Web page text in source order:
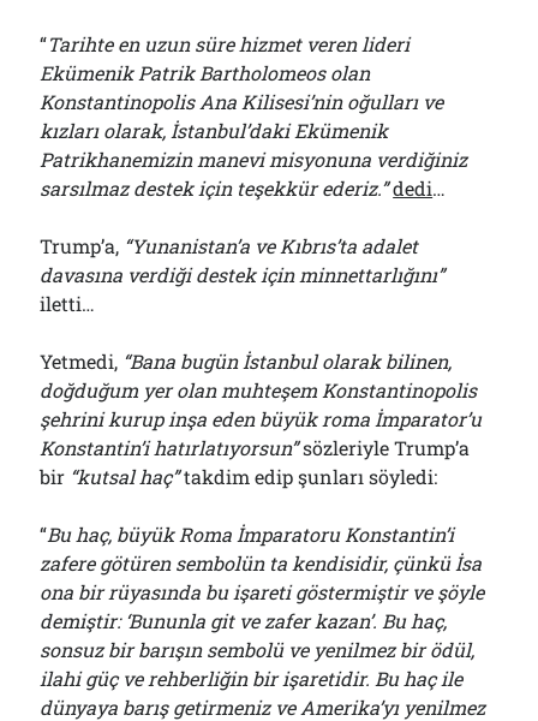
“Tarihte en uzun süre hizmet veren lideri
Ekümenik Patrik Bartholomeos olan
Konstantinopolis Ana Kilisesi’nin oğulları ve
kızları olarak, İstanbul’daki Ekümenik
Patrikhanemizin manevi misyonuna verdiğiniz
sarsılmaz destek için teşekkür ederiz.”dedi…
Trump’a, “Yunanistan’a ve Kıbrıs’ta adalet
davasına verdiği destek için minnettarlığını”
iletti…
Yetmedi, “Bana bugün İstanbul olarak bilinen,
doğduğum yer olan muhteşem Konstantinopolis
şehrini kurup inşa eden büyük roma İmparator’u
Konstantin’i hatırlatıyorsun”sözleriyle Trump’a
bir “kutsal haç”takdim edip şunları söyledi:
“Bu haç, büyük Roma İmparatoru Konstantin’i
zafere götüren sembolün ta kendisidir, çünkü İsa
ona bir rüyasında bu işareti göstermiştir ve şöyle
demiştir: ‘Bununla git ve zafer kazan’. Bu haç,
sonsuz bir barışın sembolü ve yenilmez bir ödül,
ilahi güç ve rehberliğin bir işaretidir. Bu haç ile
dünyaya barış getirmeniz ve Amerika’yı yenilmez